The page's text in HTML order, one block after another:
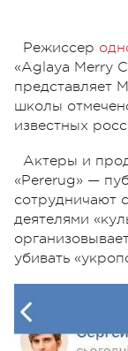
Режиссер
«Aglaya Merry
представляет
школы
известных
Актеры и
«Pererug» —
сотрудничают
деятелями
убивать